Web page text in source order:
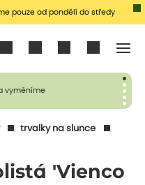
pouze od pondělí do středy
vyměníme
trvalky na slunce
'Vienco